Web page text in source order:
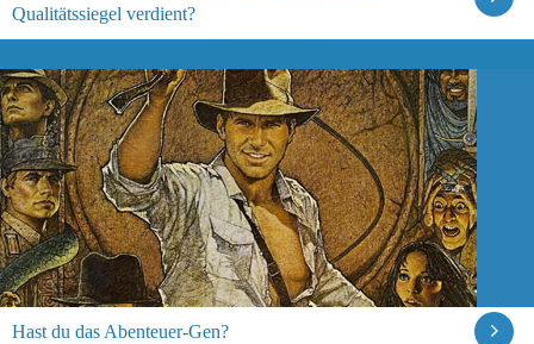
Qualitätssiegel verdient?
Hast du das Abenteuer-Gen?